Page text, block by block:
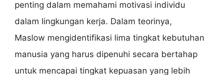
penting dalam memahami motivasi individu
dalam lingkungan kerja. Dalam teorinya,
Maslow mengidentifikasi lima tingkat kebutuhan
manusia yang harus dipenuhi secara bertahap
untuk mencapai tingkat kepuasan yang lebih